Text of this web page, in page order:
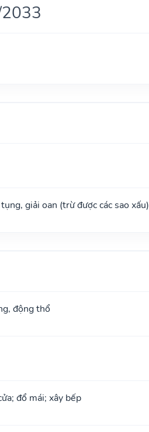
giải oan (trừ được các sao xấu)
động thổ
đổ mái; xây bếp